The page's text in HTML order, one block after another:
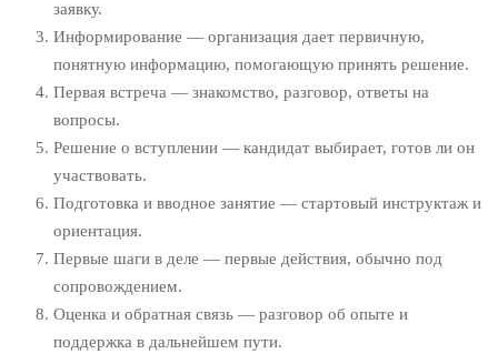
заявку.
Информирование — организация дает первичную,
понятную информацию, помогающую принять решение.
Первая встреча — знакомство, разговор, ответы на
вопросы.
Решение о вступлении — кандидат выбирает, готов ли он
участвовать.
Подготовка и вводное занятие — стартовый инструктаж и
ориентация.
Первые шаги в деле — первые действия, обычно под
сопровождением.
Оценка и обратная связь — разговор об опыте и
поддержка в дальнейшем пути.